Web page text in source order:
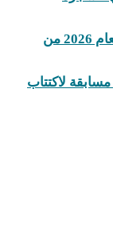
إطلاق الحملة الوطنية للسياحة البيئية لعام 2026 من
لاكتتاب